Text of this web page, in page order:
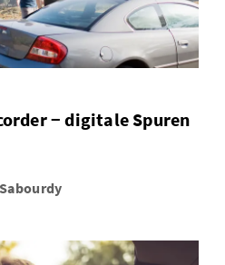
− digitale Spuren